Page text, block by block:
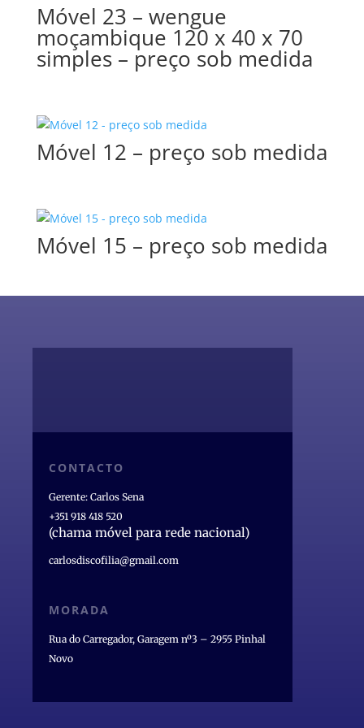
Móvel 23 – wengue
moçambique 120 x 40 x 70
simples – preço sob medida
Móvel 12 – preço sob medida
Móvel 15 – preço sob medida
CONTACTO
Gerente: Carlos Sena
+351 918 418 520
(chama móvel para rede nacional)
carlosdiscofilia@gmail.com
MORADA
Rua do Carregador, Garagem nº3 – 2955 Pinhal
Novo